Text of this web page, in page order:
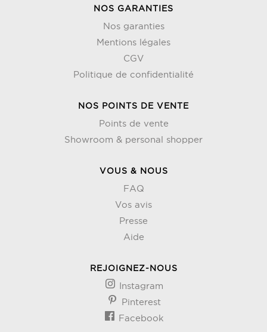
NOS GARANTIES
Nos garanties
Mentions légales
CGV
Politique de confidentialité
NOS POINTS DE VENTE
Points de vente
Showroom & personal shopper
VOUS & NOUS
FAQ
Vos avis
Presse
Aide
REJOIGNEZ-NOUS
Instagram
Pinterest
Facebook